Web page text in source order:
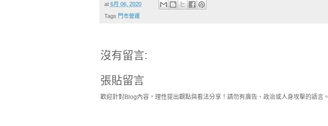
at 6月 06, 2020
Tags 門市營運
沒有留言:
張貼留言
歡迎針對Blog內容，理性提出觀點與看法分享！請勿有廣告、政治或人身攻擊的語言。